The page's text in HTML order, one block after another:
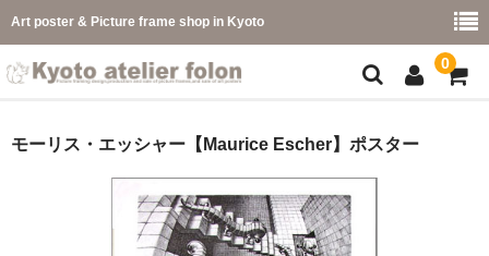
Art poster & Picture frame shop in Kyoto
0
フレーム一覧
モーリス・エッシャー【Maurice Escher】ポスター